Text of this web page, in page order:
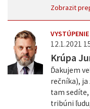
Zobrazit
12.1.2021
Krúpa
Ďakujem
rečníka),
tam sedíte,
tribúni